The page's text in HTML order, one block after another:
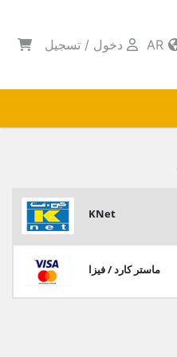
دخول / تسجيل
KNet
ماستر كارد / فيزا